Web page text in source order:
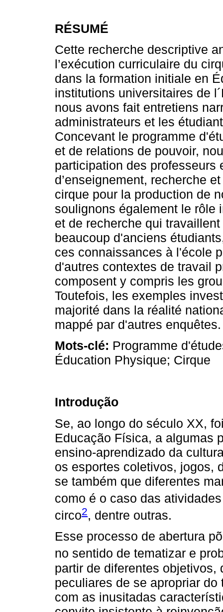
RÉSUMÉ
Cette recherche descriptive
l’exécution curriculaire du
dans la formation initiale en
institutions universitaires de
nous avons fait entretiens
administrateurs et les
Concevant le programme
et de relations de pouvoir,
participation des professeurs
d’enseignement, recherche
cirque pour la production de
soulignons également le rôle
et de recherche qui
beaucoup d'anciens
ces connaissances à l'école
d'autres contextes de travail
composent y compris les
Toutefois, les exemples
majorité dans la réalité
mappé par d'autres enquêtes.
Mots-clé: Programme
Éducation Physique; Cirque
Introdução
Se, ao longo do século XX,
Educação Física, a algumas
ensino-aprendizado da
os esportes coletivos, jogos,
se também que diferentes
como é o caso das
circo2, dentre outras.
Esse processo de abertura
no sentido de tematizar e
partir de diferentes
peculiares de se apropriar
com as inusitadas